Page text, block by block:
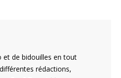
et de bidouilles en tout
rédactions,